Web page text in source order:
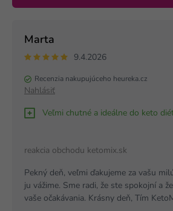
Marta
9.4.2026
Recenzia nakupujúceho heureka.cz
Nahlásiť
Veľmi chutné a ideálne do keto
reakcia obchodu ketomix.sk
Pekný deň, veľmi ďakujeme za vašu
ju vážime. Sme radi, že ste spokojní a
vaše očakávania. Krásny deň, Tím